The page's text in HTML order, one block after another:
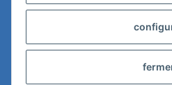
Conditions